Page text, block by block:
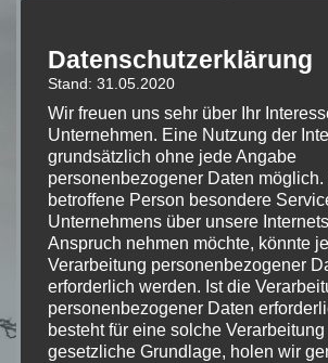
06.08.2016-07.08.2016 (
Teams
RSV Coesfeld 1 (4er)
RSV Coesfeld rexbo Autoteile (4er)
Racing Team RSV Coesfeld (8er)
Klatschweiber RSV Coesfeld (8er)
DJK Coesfeld-Speichensport (8er)
Datenschutzerklärung
Stand: 31.05.2020
Wir freuen uns sehr über Ihr
Unternehmen. Eine Nutzung der
grundsätzlich ohne jede Angabe
personenbezogener Daten
betroffene Person besondere
Unternehmens über unsere
Anspruch nehmen möchte, könnte
Verarbeitung personenbezogener
erforderlich werden. Ist die
personenbezogener Daten
besteht für eine solche
gesetzliche Grundlage, holen wir